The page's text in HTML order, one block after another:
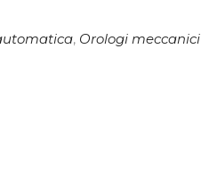
, Orologi meccanici